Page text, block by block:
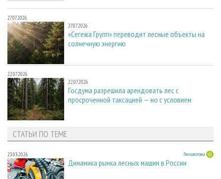
27.07.2026
27.07.2026
«Сегежа Групп» переводит лесные объекты на
солнечную энергию
22.07.2026
22.07.2026
Госдума разрешила арендовать лес с
просроченной таксацией — но с условием
СТАТЬИ ПО ТЕМЕ
23.03.2026 Лесозаготовка
Динамика рынка лесных машин в России